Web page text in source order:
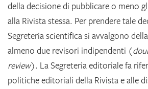
della decisione di pubblicare o meno
alla Rivista stessa. Per prendere tale
Segreteria scientifica si avvalgono
almeno due revisori indipendenti (
review). La Segreteria editoriale fa
politiche editoriali della Rivista e alle